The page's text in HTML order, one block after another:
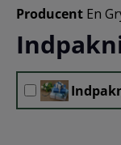
Producent En